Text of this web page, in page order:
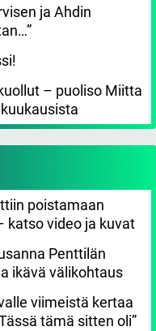
ja Ahdin
– puoliso Miitta
poistamaan
katso video ja kuvat
Penttilän
ikävä välikohtaus
viimeistä kertaa
tämä sitten oli”